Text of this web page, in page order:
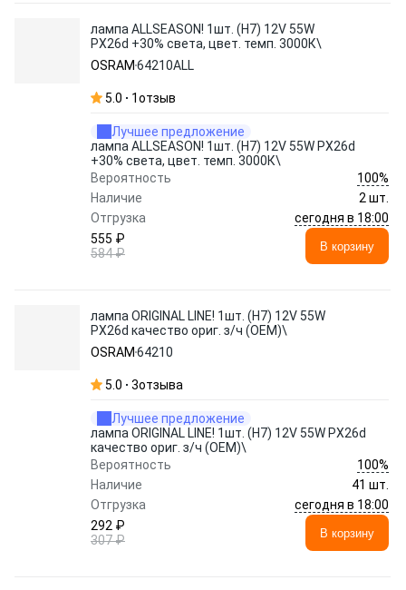
лампа ALLSEASON! 1шт. (H7) 12V 55W
PX26d +30% света, цвет. темп. 3000К\
OSRAM 64210ALL
5.0 1отзыв
Лучшее предложение
лампа ALLSEASON! 1шт. (H7) 12V 55W PX26d
+30% света, цвет. темп. 3000К\
Вероятность
100%
Наличие
2 шт.
Отгрузка
сегодня в 18:00
555 ₽
584 ₽
В корзину
лампа ORIGINAL LINE! 1шт. (H7) 12V 55W
PX26d качество ориг. з/ч (ОЕМ)\
OSRAM 64210
5.0 3отзыва
Лучшее предложение
лампа ORIGINAL LINE! 1шт. (H7) 12V 55W PX26d
качество ориг. з/ч (ОЕМ)\
Вероятность
100%
Наличие
41 шт.
Отгрузка
сегодня в 18:00
292 ₽
307 ₽
В корзину